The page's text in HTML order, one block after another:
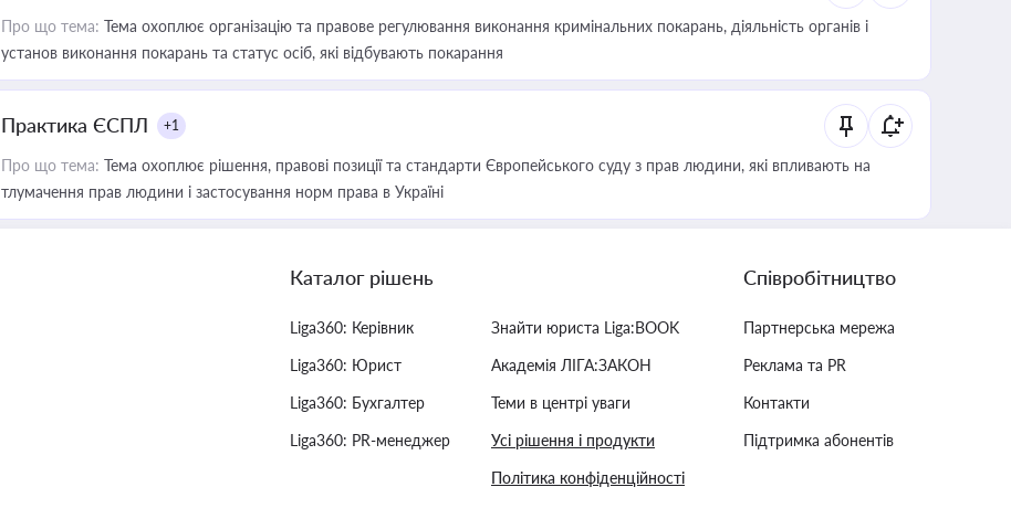
Про що тема: Тема охоплює організацію та правове регулювання виконання кримінальних покарань, діяльність органів і
установ виконання покарань та статус осіб, які відбувають покарання
Практика ЄСПЛ +1
Про що тема: Тема охоплює рішення, правові позиції та стандарти Європейського суду з прав людини, які впливають на
тлумачення прав людини і застосування норм права в Україні
Каталог рішень
Liga360: Керівник
Liga360: Юрист
Liga360: Бухгалтер
Liga360: PR-менеджер
Знайти юриста Liga:BOOK
Академія ЛІГА:ЗАКОН
Теми в центрі уваги
Усі рішення і продукти
Політика конфіденційності
Співробітництво
Партнерська мережа
Реклама та PR
Контакти
Підтримка абонентів